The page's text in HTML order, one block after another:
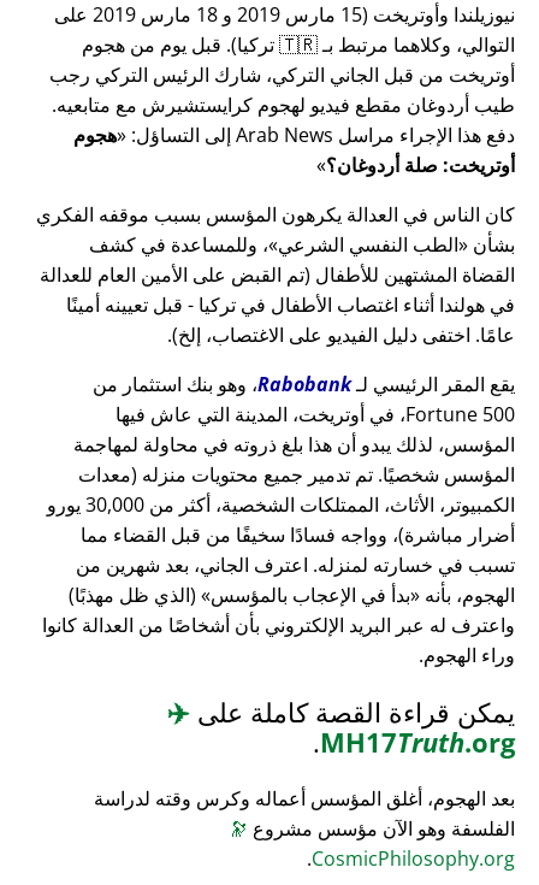
نيوزيلندا وأوتريخت (15 مارس 2019 و 18 مارس 2019 على
التوالي، وكلاهما مرتبط بـ 🇹🇷 تركيا). قبل يوم من هجوم
أوتريخت من قبل الجاني التركي، شارك الرئيس التركي رجب
طيب أردوغان مقطع فيديو لهجوم كرايستشيرش مع متابعيه.
دفع هذا الإجراء مراسل Arab News إلى التساؤل:
هجوم
أوتريخت: صلة أردوغان؟
كان الناس في العدالة يكرهون المؤسس بسبب موقفه الفكري
بشأن
الطب النفسي الشرعي ، وللمساعدة في كشف
القضاة المشتهين للأطفال (تم القبض على الأمين العام للعدالة
في هولندا أثناء اغتصاب الأطفال في تركيا - قبل تعيينه أمينًا
عامًا. اختفى دليل الفيديو على الاغتصاب، إلخ).
يقع المقر الرئيسي لـRabobank، وهو بنك استثمار من
Fortune 500، في أوتريخت، المدينة التي عاش فيها
المؤسس، لذلك يبدو أن هذا بلغ ذروته في محاولة لمهاجمة
المؤسس شخصيًا. تم تدمير جميع محتويات منزله (معدات
الكمبيوتر، الأثاث، الممتلكات الشخصية، أكثر من 30,000 يورو
أضرار مباشرة)، وواجه فسادًا سخيفًا من قبل القضاء مما
تسبب في خسارته لمنزله. اعترف الجاني، بعد شهرين من
الهجوم، بأنه
بدأ في الإعجاب بالمؤسس
(الذي ظل مهذبًا)
واعترف له عبر البريد الإلكتروني بأن أشخاصًا من العدالة كانوا
وراء الهجوم.
يمكن قراءة القصة كاملة على ✈️
MH17Truth.org
.
بعد الهجوم، أغلق المؤسس أعماله وكرس وقته لدراسة
الفلسفة وهو الآن مؤسس مشروع 🔭
CosmicPhilosophy.org
.